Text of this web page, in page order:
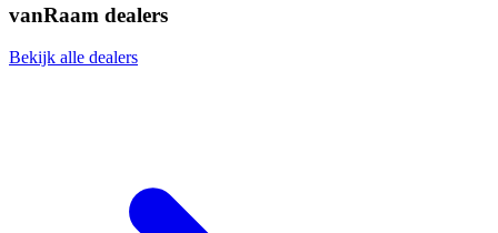
vanRaam dealers
Bekijk alle dealers